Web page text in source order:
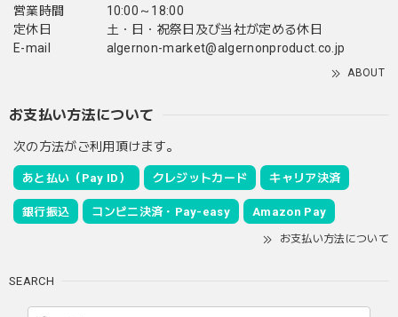
営業時間
10:00～18:00
定休日
土・日・祝祭日及び当社が定める休日
E-mail
algernon-market@algernonproduct.co.jp
ABOUT
お支払い方法について
次の方法がご利用頂けます。
あと払い（Pay ID） クレジットカード キャリア決済
銀行振込 コンビニ決済・Pay-easy Amazon Pay
お支払い方法について
SEARCH